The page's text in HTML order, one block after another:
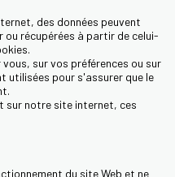
des données peuvent
récupérées à partir de celui-
sur vos préférences ou sur
utilisées pour s'assurer que le
sur notre site internet, ces
du site Web et ne